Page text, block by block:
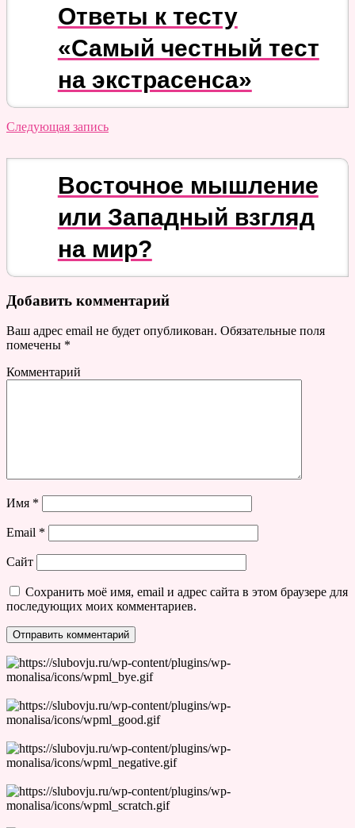
Ответы к тесту
«Самый честный тест
на экстрасенса»
Следующая запись
Восточное мышление
или Западный взгляд
на мир?
Добавить комментарий
Ваш адрес email не будет опубликован. Обязательные поля
помечены *
Комментарий
Имя *
Email *
Сайт
Сохранить моё имя, email и адрес сайта в этом браузере для
последующих моих комментариев.